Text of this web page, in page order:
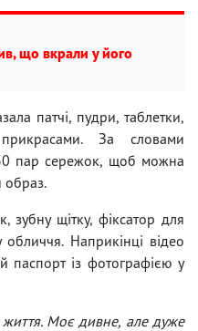
що вкрали у його
патчі, пудри, таблетки,
За словами
пар сережок, щоб можна
образ.
зубну щітку, фіксатор для
Наприкінці відео
паспорт із фотографією у
Моє дивне, але дуже